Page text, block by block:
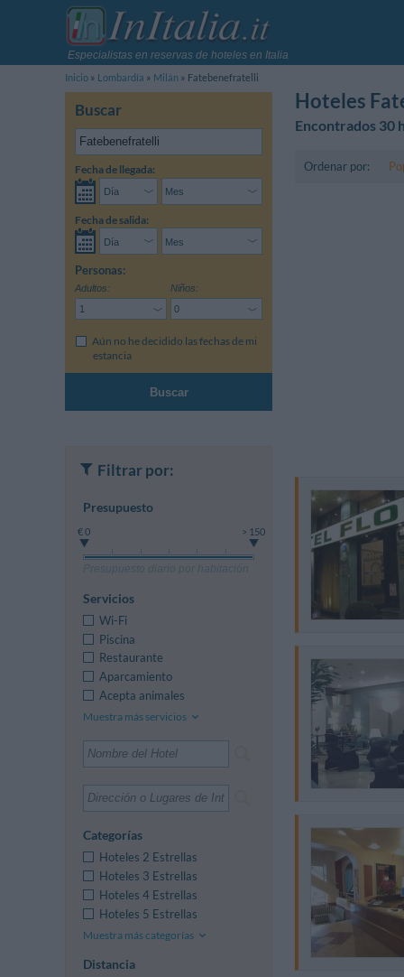
Especialistas en reservas de hoteles en Italia
Inicio
Lombardía Milán Fatebenefratelli
Buscar
Fecha de llegada:
Fecha de salida:
Personas:
Adultos: Niños:
Aún no he decidido las fechas de mi
estancia
Buscar
Hoteles
Encontrados 30
Ordenar por:
Filtrar por:
Presupuesto
€ 0 > 150
Presupuesto diario por habitación
Servicios
Wi-Fi
Piscina
Restaurante
Aparcamiento
Acepta animales
Muestra más servicios
Categorías
Hoteles 2 Estrellas
Hoteles 3 Estrellas
Hoteles 4 Estrellas
Hoteles 5 Estrellas
Muestra más categorías
Distancia